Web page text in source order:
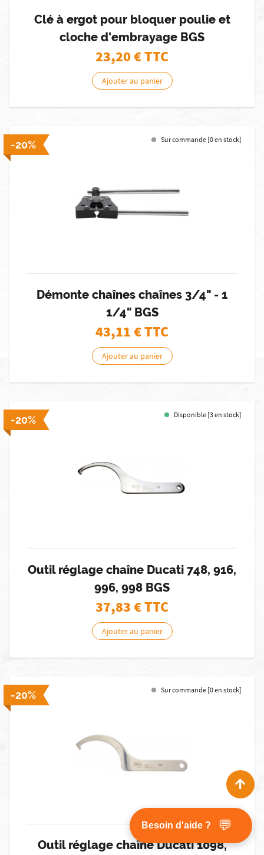
Clé à ergot pour bloquer poulie et
cloche d'embrayage BGS
23,20€ TTC
Ajouter au panier
-20% Sur commande [0 en stock]
Démonte chaînes chaînes 3/4" - 1
1/4" BGS
43,11€ TTC
Ajouter au panier
-20% Disponible [3 en stock]
Outil réglage chaîne Ducati 748, 916,
996, 998 BGS
37,83€ TTC
Ajouter au panier
-20% Sur commande [0 en stock]
Outil réglage chaîne Ducati 1098,
Besoin d'aide ? 💬